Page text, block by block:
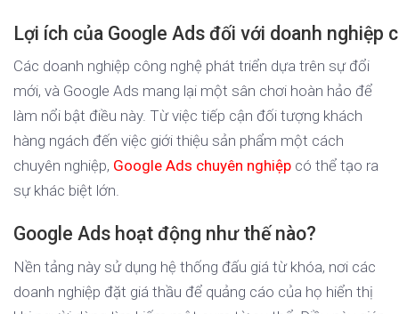
Lợi ích của Google Ads đối với doanh nghiệp
Các doanh nghiệp công nghệ phát triển dựa trên sự đổi
mới, và Google Ads mang lại một sân chơi hoàn hảo để
làm nổi bật điều này. Từ việc tiếp cận đối tượng khách
hàng ngách đến việc giới thiệu sản phẩm một cách
chuyên nghiệp, Google Ads chuyên nghiệp có thể tạo ra
sự khác biệt lớn.
Google Ads hoạt động như thế nào?
Nền tảng này sử dụng hệ thống đấu giá từ khóa, nơi các
doanh nghiệp đặt giá thầu để quảng cáo của họ hiển thị